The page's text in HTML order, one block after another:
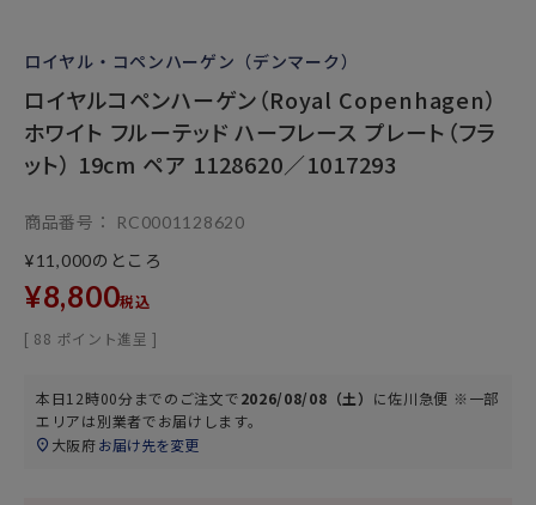
ロイヤル・コペンハーゲン（デンマーク）
ロイヤルコペンハーゲン（Royal Copenhagen）
ホワイト フルーテッド ハーフレース プレート（フラ
ット） 19cm ペア 1128620／1017293
商品番号
RC0001128620
¥11,000のところ
¥8,800税込
[ 88 ポイント進呈 ]
本日12時00分までのご注文で2026/08/08（土） に佐川急便 ※一部
エリアは別業者でお届けします。
大阪府お届け先を変更